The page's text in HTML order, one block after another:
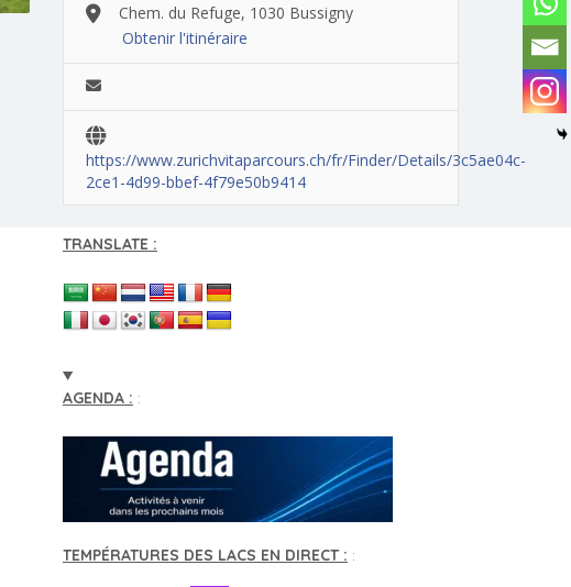
Chem. du Refuge, 1030 Bussigny
Obtenir l'itinéraire
https://www.zurichvitaparcours.ch/fr/Finder/Details/3c5ae04c-
2ce1-4d99-bbef-4f79e50b9414
TRANSLATE :
AGENDA : :
TEMPÉRATURES DES LACS EN DIRECT : :